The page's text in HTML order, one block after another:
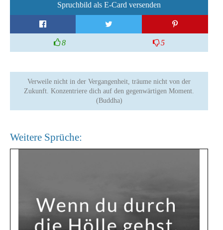
Spruchbild als E-Card versenden
8 5
Verweile nicht in der Vergangenheit, träume nicht von der
Zukunft. Konzentriere dich auf den gegenwärtigen Moment.
(Buddha)
Weitere Sprüche: